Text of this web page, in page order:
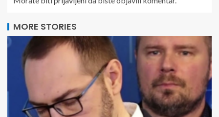
MORE STORIES